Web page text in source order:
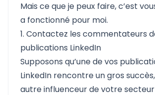
Mais ce que je peux faire, c’est
a fonctionné pour moi.
1. Contactez les commentateurs
publications LinkedIn
Supposons qu’une de vos
LinkedIn rencontre un gros succès,
autre influenceur de votre